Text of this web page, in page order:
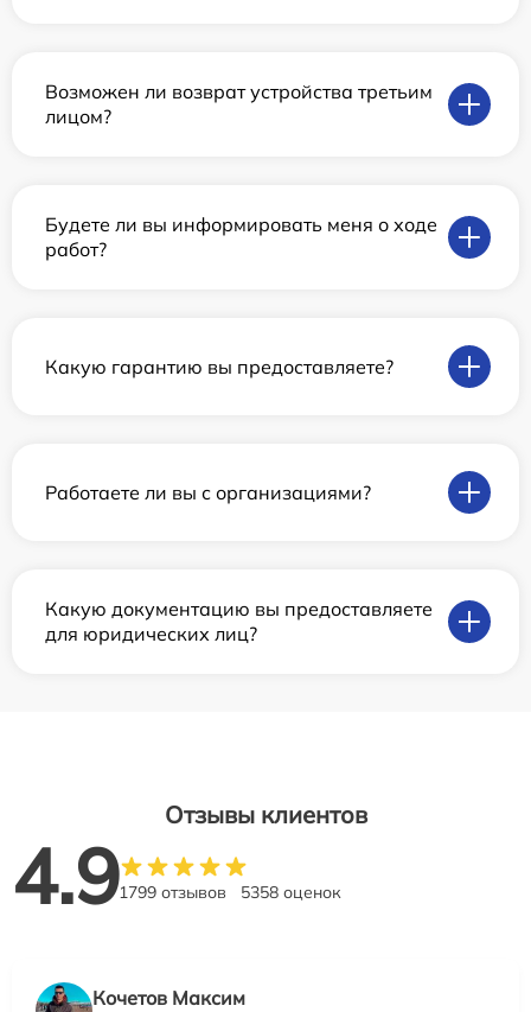
Возможен ли возврат устройства третьим
лицом?
Будете ли вы информировать меня о ходе
работ?
Какую гарантию вы предоставляете?
Работаете ли вы с организациями?
Какую документацию вы предоставляете
для юридических лиц?
Отзывы клиентов
4.91799 отзывов 5358 оценок
Кочетов Максим